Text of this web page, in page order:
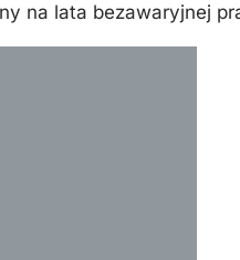
na lata bezawaryjnej